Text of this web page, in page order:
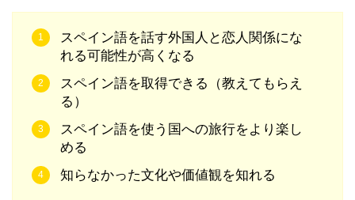
スペイン語を話す外国人と恋人関係にな
れる可能性が高くなる
スペイン語を取得できる（教えてもらえ
る）
スペイン語を使う国への旅行をより楽し
める
知らなかった文化や価値観を知れる